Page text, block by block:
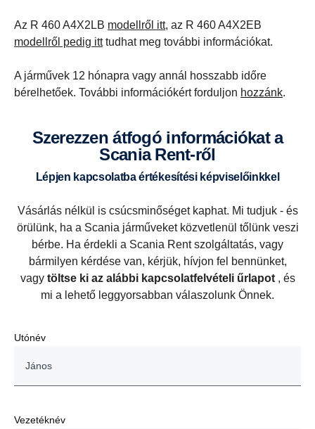
Az R 460 A4X2LB modellről itt, az R 460 A4X2EB
modellről pedig itttudhat meg további információkat.
A járművek 12 hónapra vagy annál hosszabb időre
bérelhetőek. További információkért forduljon hozzánk.
Szerezzen átfogó információkat a
Scania Rent-ről
Lépjen kapcsolatba értékesítési képviselőinkkel
Vásárlás nélkül is csúcsminőséget kaphat. Mi tudjuk - és
örülünk, ha a Scania járműveket közvetlenül tőlünk veszi
bérbe. Ha érdekli a Scania Rent szolgáltatás, vagy
bármilyen kérdése van, kérjük, hívjon fel bennünket,
vagy töltse ki az alábbi kapcsolatfelvételi űrlapot, és
mi a lehető leggyorsabban válaszolunk Önnek.
Utónév
Vezetéknév